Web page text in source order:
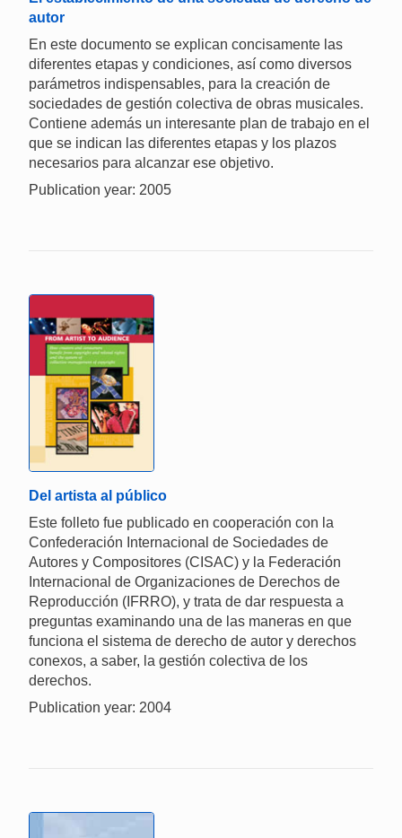
autor
En este documento se explican concisamente las
diferentes etapas y condiciones, así como diversos
parámetros indispensables, para la creación de
sociedades de gestión colectiva de obras musicales.
Contiene además un interesante plan de trabajo en el
que se indican las diferentes etapas y los plazos
necesarios para alcanzar ese objetivo.
Publication year: 2005
Del artista al público
Este folleto fue publicado en cooperación con la
Confederación Internacional de Sociedades de
Autores y Compositores (CISAC) y la Federación
Internacional de Organizaciones de Derechos de
Reproducción (IFRRO), y trata de dar respuesta a
preguntas examinando una de las maneras en que
funciona el sistema de derecho de autor y derechos
conexos, a saber, la gestión colectiva de los
derechos.
Publication year: 2004